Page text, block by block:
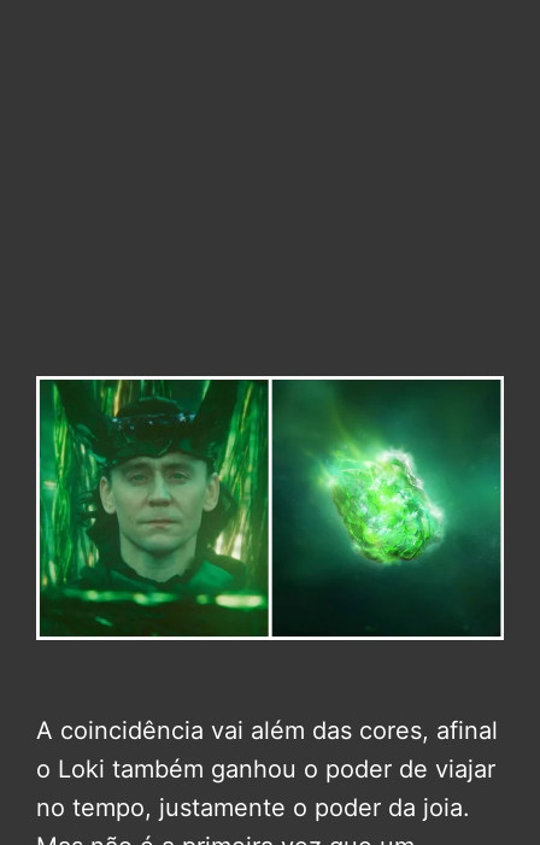
A coincidência vai além das cores, afinal
o Loki também ganhou o poder de viajar
no tempo, justamente o poder da joia.